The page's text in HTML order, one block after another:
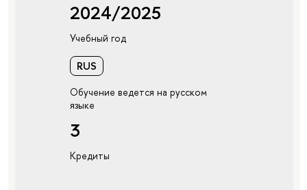
2024/2025
Учебный год
RUS
Обучение ведется на русском
языке
3
Кредиты